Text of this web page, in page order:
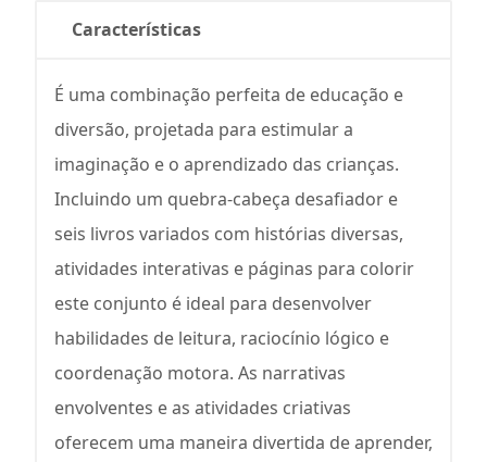
Características
É uma combinação perfeita de educação e
diversão, projetada para estimular a
imaginação e o aprendizado das crianças.
Incluindo um quebra-cabeça desafiador e
seis livros variados com histórias diversas,
atividades interativas e páginas para colorir
este conjunto é ideal para desenvolver
habilidades de leitura, raciocínio lógico e
coordenação motora. As narrativas
envolventes e as atividades criativas
oferecem uma maneira divertida de aprender,